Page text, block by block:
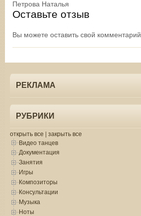
Петрова Наталья
Оставьте отзыв
Вы можете оставить свой комментарий
РЕКЛАМА
РУБРИКИ
открыть все | закрыть все
Видео танцев
Документация
Занятия
Игры
Композиторы
Консультации
Музыка
Ноты